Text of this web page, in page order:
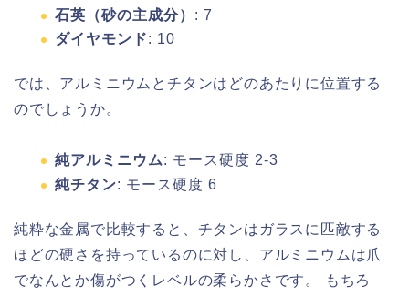
石英（砂の主成分） : 7
ダイヤモンド: 10
では、アルミニウムとチタンはどのあたりに位置する
のでしょうか。
純アルミニウム: モース硬度 2-3
純チタン: モース硬度 6
純粋な金属で比較すると、チタンはガラスに匹敵する
ほどの硬さを持っているのに対し、アルミニウムは爪
でなんとか傷がつくレベルの柔らかさです。 もちろ